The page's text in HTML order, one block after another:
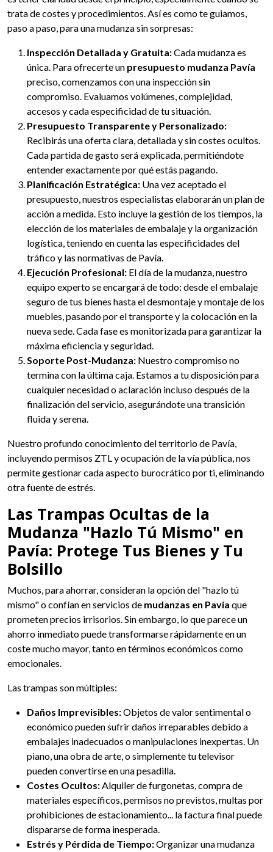
trata de costes y procedimientos. Así es como te guiamos,
paso a paso, para una mudanza sin sorpresas:
Inspección Detallada y Gratuita:Cada mudanza es
única. Para ofrecerte un presupuesto mudanza Pavía
preciso, comenzamos con una inspección sin
compromiso. Evaluamos volúmenes, complejidad,
accesos y cada especificidad de tu situación.
Presupuesto Transparente y Personalizado:
Recibirás una oferta clara, detallada y sin costes ocultos.
Cada partida de gasto será explicada, permitiéndote
entender exactamente por qué estás pagando.
Planificación Estratégica: Una vez aceptado el
presupuesto, nuestros especialistas elaborarán un plan de
acción a medida. Esto incluye la gestión de los tiempos, la
elección de los materiales de embalaje y la organización
logística, teniendo en cuenta las especificidades del
tráfico y las normativas de Pavía.
Ejecución Profesional: El día de la mudanza, nuestro
equipo experto se encargará de todo: desde el embalaje
seguro de tus bienes hasta el desmontaje y montaje de los
muebles, pasando por el transporte y la colocación en la
nueva sede. Cada fase es monitorizada para garantizar la
máxima eficiencia y seguridad.
Soporte Post-Mudanza: Nuestro compromiso no
termina con la última caja. Estamos a tu disposición para
cualquier necesidad o aclaración incluso después de la
finalización del servicio, asegurándote una transición
fluida y serena.
Nuestro profundo conocimiento del territorio de Pavía,
incluyendo permisos ZTL y ocupación de la vía pública, nos
permite gestionar cada aspecto burocrático por ti, eliminando
otra fuente de estrés.
Las Trampas Ocultas de la
Mudanza "Hazlo Tú Mismo" en
Pavía: Protege Tus Bienes y Tu
Bolsillo
Muchos, para ahorrar, consideran la opción del "hazlo tú
mismo" o confían en servicios de mudanzas en Pavía que
prometen precios irrisorios. Sin embargo, lo que parece un
ahorro inmediato puede transformarse rápidamente en un
coste mucho mayor, tanto en términos económicos como
emocionales.
Las trampas son múltiples:
Daños Imprevisibles:Objetos de valor sentimental o
económico pueden sufrir daños irreparables debido a
embalajes inadecuados o manipulaciones inexpertas. Un
piano, una obra de arte, o simplemente tu televisor
pueden convertirse en una pesadilla.
Costes Ocultos:Alquiler de furgonetas, compra de
materiales específicos, permisos no previstos, multas por
prohibiciones de estacionamiento... la factura final puede
dispararse de forma inesperada.
Estrés y Pérdida de Tiempo:Organizar una mudanza